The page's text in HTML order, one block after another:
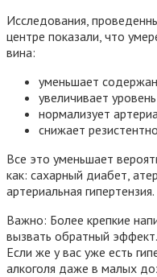
Исследования,
центре показали, что
вина:
уменьшает
увеличивает
нормализует
снижает
Все это уменьшает
как: сахарный диабет,
артериальная гипертензия.
Важно: Более крепкие
вызвать обратный эффект.
Если же у вас уже есть
алкоголя даже в малых